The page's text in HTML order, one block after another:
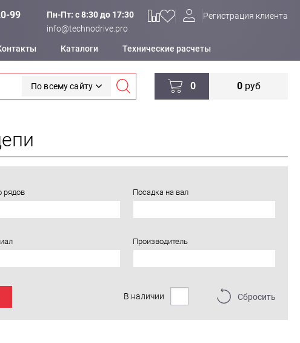
99
Пн-Пт: c 8:30 до 17:30
info@technodrive.pro
Регистрация клиента
Каталоги Технические расчеты
По всему сайту 0 0руб
рядов Посадка на вал
Производитель
В наличии Сбросить